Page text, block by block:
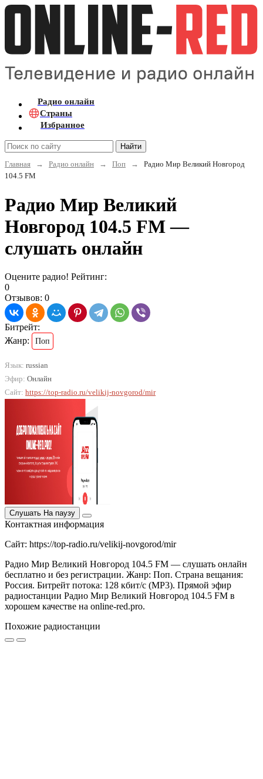
Радио онлайн
Страны
Избранное
Найти
Главная
→ Радио онлайн → Поп →
Радио Мир Великий Новгород
104.5 FM
Радио Мир Великий
Новгород 104.5 FM —
слушать онлайн
Оцените радио! Рейтинг:
0
Отзывов: 0
Битрейт:
Жанр:
Поп
Язык: russian
Эфир: Онлайн
Сайт: https://top-radio.ru/velikij-novgorod/mir
Слушать На паузу
Контактная информация
Сайт: https://top-radio.ru/velikij-novgorod/mir
Радио Мир Великий Новгород 104.5 FM — слушать онлайн
бесплатно и без регистрации. Жанр: Поп. Страна вещания:
Россия. Битрейт потока: 128 кбит/с (MP3). Прямой эфир
радиостанции Радио Мир Великий Новгород 104.5 FM в
хорошем качестве на online-red.pro.
Похожие радиостанции